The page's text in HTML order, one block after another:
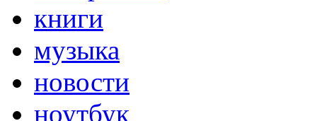
книги
музыка
новости
ноутбук